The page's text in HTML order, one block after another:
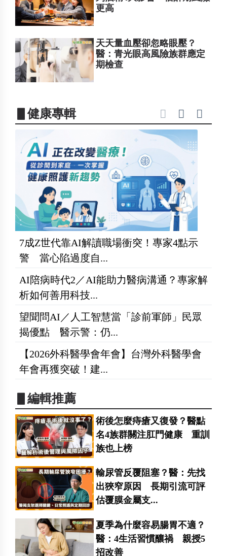
更高
天天量血壓卻忽略眼壓？
醫：青光眼高風險族群應定
期檢查
▋健康專輯
7成Z世代靠AI解讀職場衝突！專家4點示
警 當心陷過度自...
AI陪病時代2／AI能助力醫病溝通？專家解
析如何善用科技...
望聞問AI／人工智慧當「診前軍師」民眾
揭優點 醫示警：仍...
【2026外科醫學會年會】台灣外科醫學會
年會再獲突破！建...
▋編輯推薦
術後怎麼痔瘡又復發？醫點
名4族群關注肛門健康 重訓
族也上榜
輸尿管反覆阻塞？醫：先找
出狹窄原因 長期引流可評
估覆膜金屬支...
夏季為什麼容易腸胃不適？
醫：4生活習慣釀禍 親授5
招改善